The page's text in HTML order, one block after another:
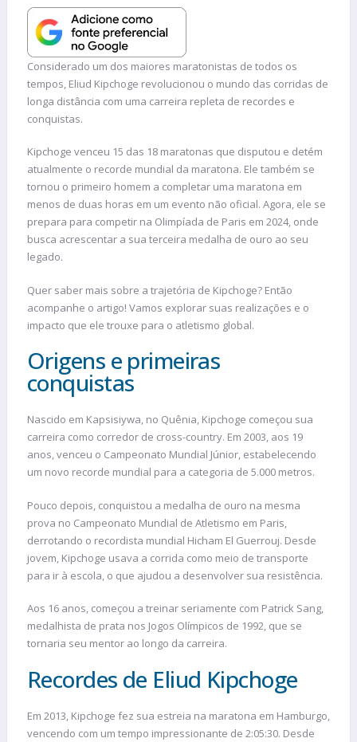
Considerado um dos maiores maratonistas de todos os
tempos, Eliud Kipchoge revolucionou o mundo das corridas de
longa distância com uma carreira repleta de recordes e
conquistas.
Kipchoge venceu 15 das 18 maratonas que disputou e detém
atualmente o recorde mundial da maratona. Ele também se
tornou o primeiro homem a completar uma maratona em
menos de duas horas em um evento não oficial. Agora, ele se
prepara para competir na Olimpíada de Paris em 2024, onde
busca acrescentar a sua terceira medalha de ouro ao seu
legado.
Quer saber mais sobre a trajetória de Kipchoge? Então
acompanhe o artigo! Vamos explorar suas realizações e o
impacto que ele trouxe para o atletismo global.
Origens e primeiras
conquistas
Nascido em Kapsisiywa, no Quênia, Kipchoge começou sua
carreira como corredor de cross-country. Em 2003, aos 19
anos, venceu o Campeonato Mundial Júnior, estabelecendo
um novo recorde mundial para a categoria de 5.000 metros.
Pouco depois, conquistou a medalha de ouro na mesma
prova no Campeonato Mundial de Atletismo em Paris,
derrotando o recordista mundial Hicham El Guerrouj. Desde
jovem, Kipchoge usava a corrida como meio de transporte
para ir à escola, o que ajudou a desenvolver sua resistência.
Aos 16 anos, começou a treinar seriamente com Patrick Sang,
medalhista de prata nos Jogos Olímpicos de 1992, que se
tornaria seu mentor ao longo da carreira.
Recordes de Eliud Kipchoge
Em 2013, Kipchoge fez sua estreia na maratona em Hamburgo,
vencendo com um tempo impressionante de 2:05:30. Desde